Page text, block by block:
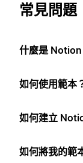
常見問題
什麼是 Notion
如何使用範本
如何建立
如何將我的範